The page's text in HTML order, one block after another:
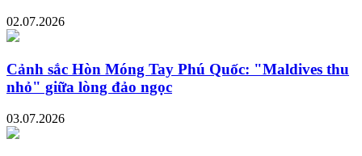
02.07.2026
Cảnh sắc Hòn Móng Tay Phú Quốc: "Maldives thu
nhỏ" giữa lòng đảo ngọc
03.07.2026